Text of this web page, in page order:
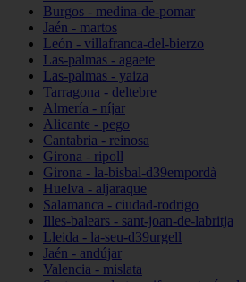
Burgos - medina-de-pomar
Jaén - martos
León - villafranca-del-bierzo
Las-palmas - agaete
Las-palmas - yaiza
Tarragona - deltebre
Almería - níjar
Alicante - pego
Cantabria - reinosa
Girona - ripoll
Girona - la-bisbal-d39empordà
Huelva - aljaraque
Salamanca - ciudad-rodrigo
Illes-balears - sant-joan-de-labritja
Lleida - la-seu-d39urgell
Jaén - andújar
Valencia - mislata